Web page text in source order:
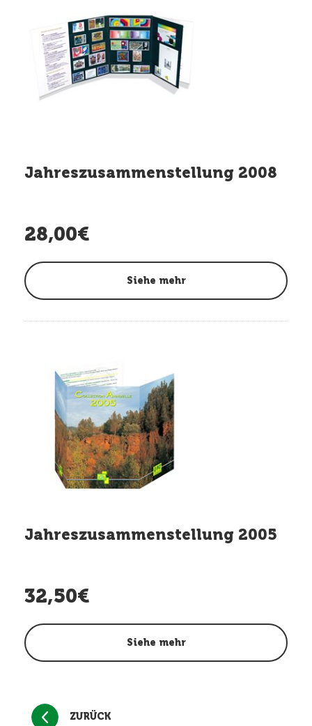
Jahreszusammenstellung 2008
28,00€
Siehe mehr
Jahreszusammenstellung 2005
32,50€
Siehe mehr
ZURÜCK